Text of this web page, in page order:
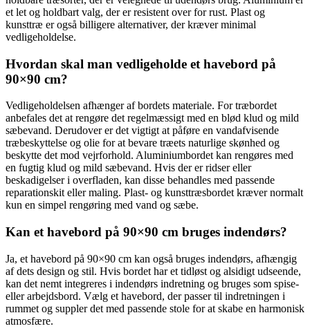
et let og holdbart valg, der er resistent over for rust. Plast og
kunsttræ er også billigere alternativer, der kræver minimal
vedligeholdelse.
Hvordan skal man vedligeholde et havebord på
90×90 cm?
Vedligeholdelsen afhænger af bordets materiale. For træbordet
anbefales det at rengøre det regelmæssigt med en blød klud og mild
sæbevand. Derudover er det vigtigt at påføre en vandafvisende
træbeskyttelse og olie for at bevare træets naturlige skønhed og
beskytte det mod vejrforhold. Aluminiumbordet kan rengøres med
en fugtig klud og mild sæbevand. Hvis der er ridser eller
beskadigelser i overfladen, kan disse behandles med passende
reparationskit eller maling. Plast- og kunsttræsbordet kræver normalt
kun en simpel rengøring med vand og sæbe.
Kan et havebord på 90×90 cm bruges indendørs?
Ja, et havebord på 90×90 cm kan også bruges indendørs, afhængig
af dets design og stil. Hvis bordet har et tidløst og alsidigt udseende,
kan det nemt integreres i indendørs indretning og bruges som spise-
eller arbejdsbord. Vælg et havebord, der passer til indretningen i
rummet og suppler det med passende stole for at skabe en harmonisk
atmosfære.